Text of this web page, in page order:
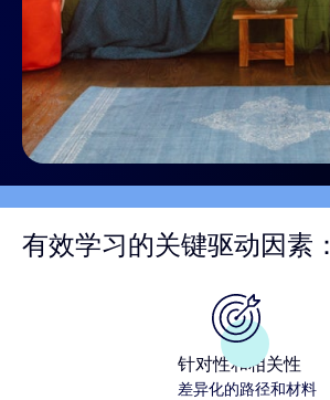
有效学习的关键驱动因素：
针对性和相关性
差异化的路径和材料